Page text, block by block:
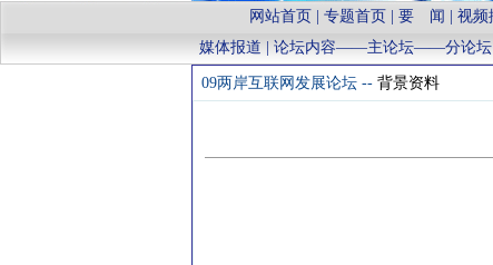
网站首页 专题首页 要 闻 视频
媒体报道 | 论坛内容——主论坛——分论坛
09两岸互联网发展论坛 -- 背景资料